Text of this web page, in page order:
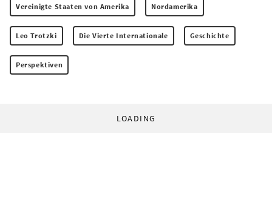
Vereinigte Staaten von Amerika Nordamerika
Leo Trotzki Die Vierte Internationale Geschichte
Perspektiven
LOADING